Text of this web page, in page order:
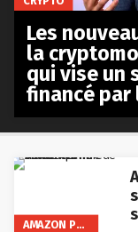
AMAZON PRIME VIDEO
Les
la
qui vise un
financé par